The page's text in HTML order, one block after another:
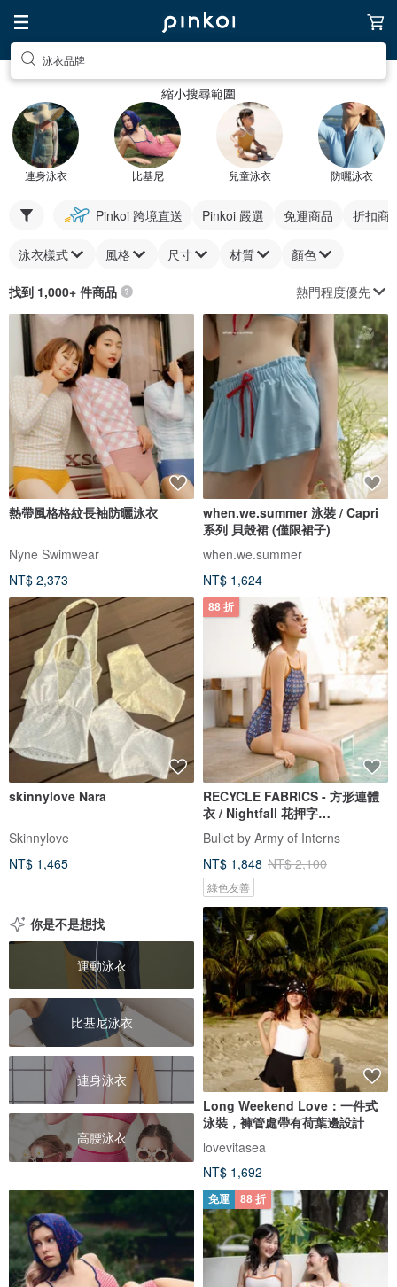
泳衣品牌
縮小搜尋範圍
連身泳衣 比基尼 兒童泳衣 防曬泳衣
Pinkoi 跨境直送 Pinkoi 嚴選 免運商品 折扣商
泳衣樣式 風格 尺寸 材質 顏色
找到 1,000+ 件商品 熱門程度優先
熱帶風格格紋長袖防曬泳衣
Nyne Swimwear
NT$ 2,373
when.we.summer 泳裝 / Capri
系列 貝殼裙 (僅限裙子)
when.we.summer
NT$ 1,624
skinnylove Nara
Skinnylove
NT$ 1,465
88 折
RECYCLE FABRICS - 方形連體
衣 / Nightfall 花押字
BLT064NIGH
Bullet by Army of Interns
NT$ 1,848 NT$ 2,100
綠色友善
你是不是想找
運動泳衣
比基尼泳衣
連身泳衣
高腰泳衣
Long Weekend Love：一件式
泳裝，褲管處帶有荷葉邊設計
lovevitasea
NT$ 1,692
免運 88 折